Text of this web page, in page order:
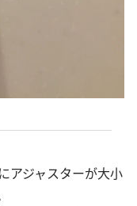
アジャスターが大小